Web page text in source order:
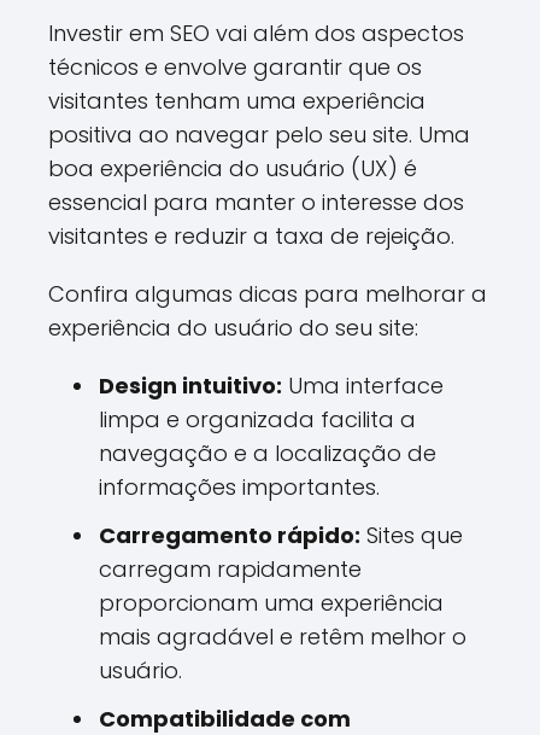
Investir em SEO vai além dos aspectos
técnicos e envolve garantir que os
visitantes tenham uma experiência
positiva ao navegar pelo seu site. Uma
boa experiência do usuário (UX) é
essencial para manter o interesse dos
visitantes e reduzir a taxa de rejeição.
Confira algumas dicas para melhorar a
experiência do usuário do seu site:
Design intuitivo: Uma interface
limpa e organizada facilita a
navegação e a localização de
informações importantes.
Carregamento rápido: Sites que
carregam rapidamente
proporcionam uma experiência
mais agradável e retêm melhor o
usuário.
Compatibilidade com